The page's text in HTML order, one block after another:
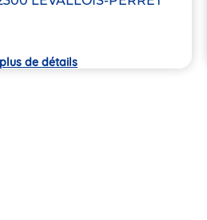
de détails